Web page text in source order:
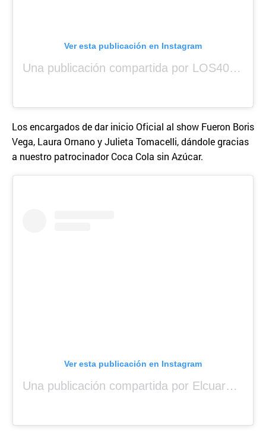
Ver esta publicación en Instagram
Una publicación compartida por LOS40 Panamá (@los40panama)
Los encargados de dar inicio Oficial al show Fueron Boris
Vega, Laura Ornano y Julieta Tomacelli, dándole gracias
a nuestro patrocinador Coca Cola sin Azúcar.
Ver esta publicación en Instagram
Una publicación compartida por Elcuara (@elcuara.25)